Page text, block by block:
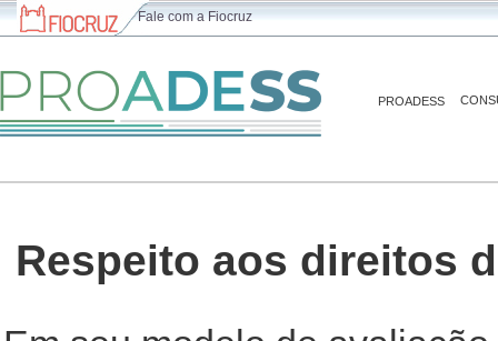
Fale com a Fiocruz
PROADESS
Respeito aos direitos